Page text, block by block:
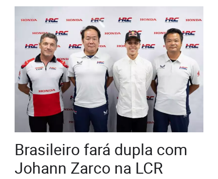
Brasileiro fará dupla com
Johann Zarco na LCR